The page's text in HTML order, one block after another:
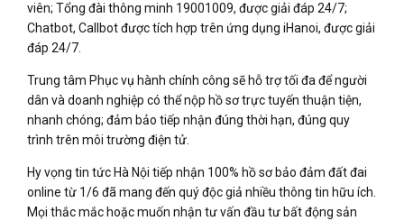
viên; Tổng đài thông minh 19001009, được giải đáp 24/7;
Chatbot, Callbot được tích hợp trên ứng dụng iHanoi, được giải
đáp 24/7.
Trung tâm Phục vụ hành chính công sẽ hỗ trợ tối đa để người
dân và doanh nghiệp có thể nộp hồ sơ trực tuyến thuận tiện,
nhanh chóng; đảm bảo tiếp nhận đúng thời hạn, đúng quy
trình trên môi trường điện tử.
Hy vọng tin tức Hà Nội tiếp nhận 100% hồ sơ bảo đảm đất đai
online từ 1/6 đã mang đến quý độc giả nhiều thông tin hữu ích.
Mọi thắc mắc hoặc muốn nhận tư vấn đầu tư bất động sản